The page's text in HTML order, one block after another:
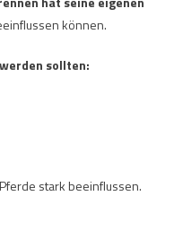
können.
sollten:
stark beeinflussen.